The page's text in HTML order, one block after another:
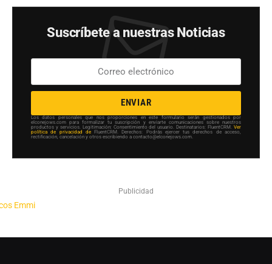
Suscríbete a nuestras Noticias
ENVIAR
Los datos personales que nos proporciones en este formulario serán gestionados por
elconejows.com para formalizar tu suscripción y enviarte comunicaciones sobre nuestros
productos y servicios. Legitimación: Consentimiento del usuario. Destinatarios: FluentCRM. Ver
política de privacidad de FluentCRM. Derechos: Podrás ejercer tus derechos de acceso,
rectificación, cancelación y otros escribiendo a contacto@elconejows.com.
Publicidad